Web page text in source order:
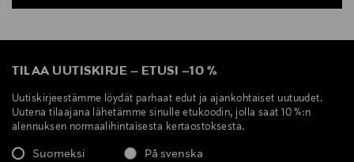
TILAA UUTISKIRJE – ETUSI –10 %
Uutiskirjeestämme löydät parhaat edut ja ajankohtaiset uutuudet.
Uutena tilaajana lähetämme sinulle etukoodin, jolla saat 10 %:n
alennuksen normaalihintaisesta kertaostoksesta.
Suomeksi På svenska